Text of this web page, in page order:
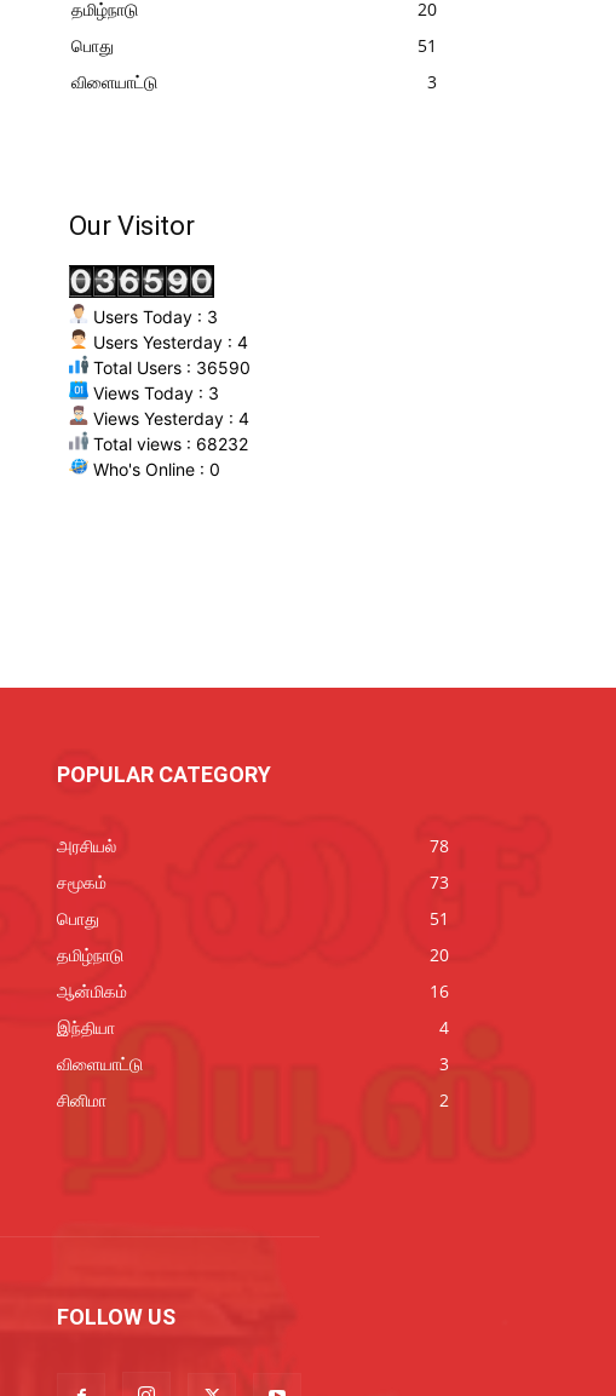
தமிழ்நாடு
20
பொது
51
விளையாட்டு
3
Our Visitor
Users Today : 3
Users Yesterday : 4
Total Users : 36590
Views Today : 3
Views Yesterday : 4
Total views : 68232
Who's Online : 0
POPULAR CATEGORY
அரசியல்
78
சமூகம்
73
பொது
51
தமிழ்நாடு
20
ஆன்மிகம்
16
இந்தியா
4
விளையாட்டு
3
சினிமா
2
FOLLOW US